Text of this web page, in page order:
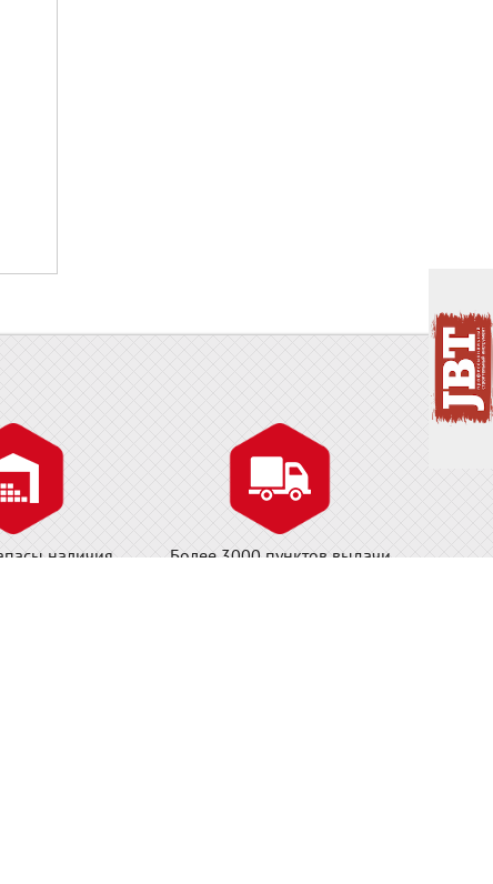
наличия
Более 3000 пунктов выдачи